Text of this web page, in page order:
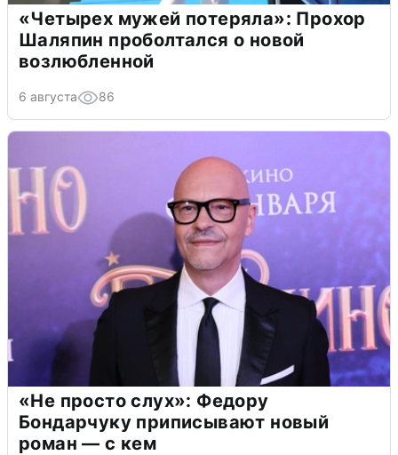
«Четырех мужей потеряла»: Прохор
Шаляпин проболтался о новой
возлюбленной
6 августа 86
«Не просто слух»: Федору
Бондарчуку приписывают новый
роман — с кем